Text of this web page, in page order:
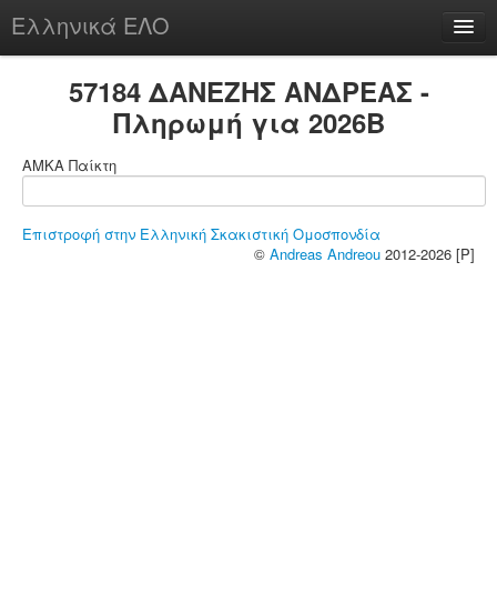
Ελληνικά ΕΛΟ
chesstu.be @ discord
57184 ΔΑΝΕΖΗΣ ΑΝΔΡΕΑΣ -
Πληρωμή για 2026B
ΑΜΚΑ Παίκτη
Επιστροφή στην Ελληνική Σκακιστική Ομοσπονδία
© Andreas Andreou 2012-2026 [P]